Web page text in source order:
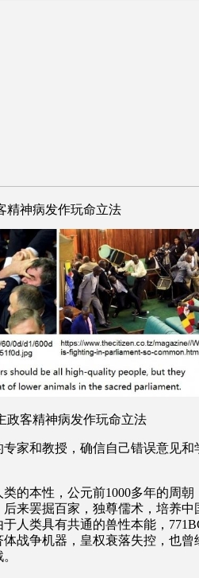
病发作玩命立法
精神病发作玩命立法
家和教授，确信自己错误意见
的本性，公元前1000多年的周朝
来罢掘百家，独尊儒术，培养
人类具有共通的兽性本能，
战争机器，皇权衰落失控，也